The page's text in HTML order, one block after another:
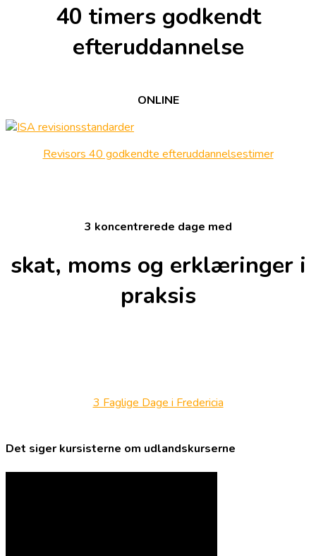
40 timers godkendt
efteruddannelse
ONLINE
Revisors 40 godkendte efteruddannelsestimer
3 koncentrerede dage med
skat, moms og erklæringer i
praksis
3 Faglige Dage i Fredericia
Det siger kursisterne om udlandskurserne